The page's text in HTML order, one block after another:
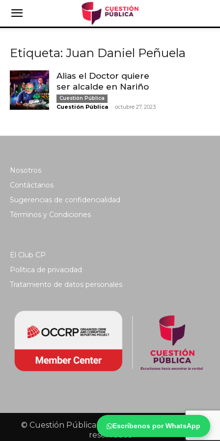
Escríbenos por WhatsApp
Etiqueta: Juan Daniel Peñuela
Alias el Doctor quiere
ser alcalde en Nariño
Cuestión Pública
Cuestión Pública - octubre 27, 2023
Nosotros
Contáctanos
Sugerencias de confidencialidad
Términos y Condiciones
El Club CP
Política de privacidad
Tratamiento de datos personales
© Cuestión Pública 2018 - Todos los derechos
reservados